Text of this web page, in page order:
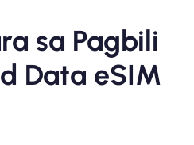
sa Pagbili
Data eSIM